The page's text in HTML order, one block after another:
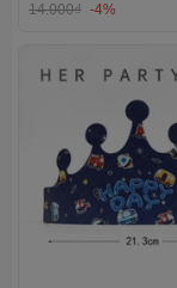
14.000₫ -4%